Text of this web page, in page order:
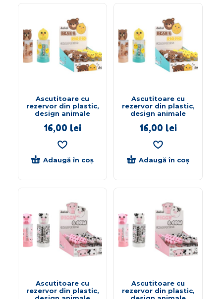
Ascutitoare cu
rezervor din plastic,
design animale
16,00 lei
Adaugă în coș
Ascutitoare cu
rezervor din plastic,
design animale
16,00 lei
Adaugă în coș
Ascutitoare cu
rezervor din plastic,
Ascutitoare cu
rezervor din plastic,